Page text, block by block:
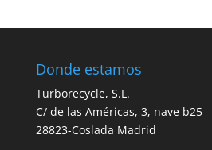
Donde estamos
Turborecycle, S.L.
C/ de las Américas, 3, nave b25
28823-Coslada Madrid